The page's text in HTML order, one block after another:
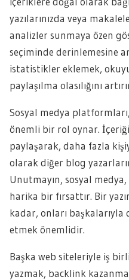
yazılarınızda veya
analizler sunmaya özen
seçiminde derinlemesine
istatistikler eklemek,
paylaşılma olasılığını
Sosyal medya
önemli bir rol oynar.
paylaşarak, daha fazla
olarak diğer blog
Unutmayın, sosyal
harika bir fırsattır. Bir
kadar, onları başkalarıyla
etmek önemlidir.
Başka web siteleriyle iş
yazmak, backlink